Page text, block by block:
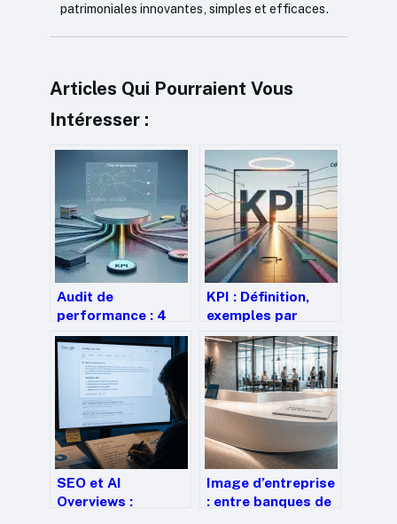
patrimoniales innovantes, simples et efficaces.
Articles Qui Pourraient Vous
Intéresser :
Audit de
performance : 4
leviers techniques
pour réduire vos
coûts de
transaction de 15
%
KPI : Définition,
exemples par
secteur et
méthode pour
piloter votre
performance
SEO et AI
Overviews :
Image d’entreprise
: entre banques de